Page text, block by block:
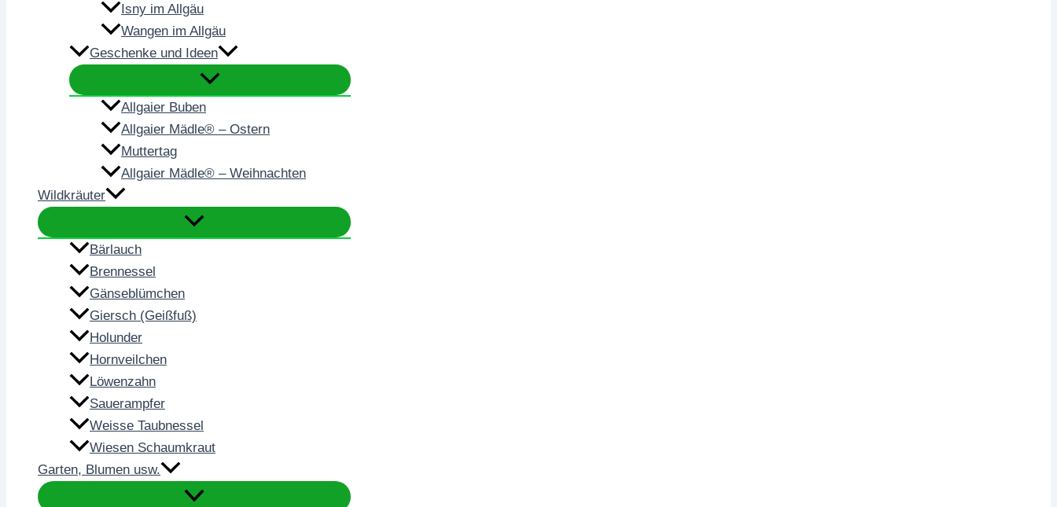
Isny im Allgäu
Wangen im Allgäu
Geschenke und Ideen
Allgaier Buben
Allgaier Mädle® – Ostern
Muttertag
Allgaier Mädle® – Weihnachten
Wildkräuter
Bärlauch
Brennessel
Gänseblümchen
Giersch (Geißfuß)
Holunder
Hornveilchen
Löwenzahn
Sauerampfer
Weisse Taubnessel
Wiesen Schaumkraut
Garten, Blumen usw.